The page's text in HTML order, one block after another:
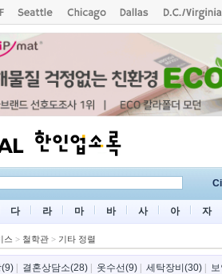
다 라 마 바 사 아 자
스 > 철학관 > 기타 정렬
(9) 결혼상담소(28) 옷수선(9) 세탁장비(30)